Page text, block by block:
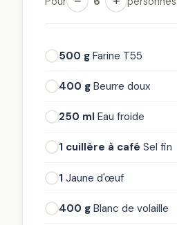
500 g Farine T55
400 g Beurre doux
250 ml Eau froide
1 cuillère à café Sel fin
1 Jaune d'œuf
400 g Blanc de volaille